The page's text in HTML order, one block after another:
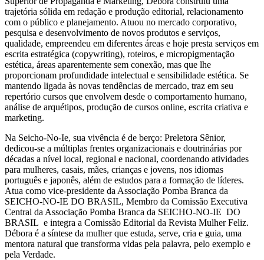
trajetória sólida em redação e produção editorial, relacionamento
com o público e planejamento. Atuou no mercado corporativo,
pesquisa e desenvolvimento de novos produtos e serviços,
qualidade, empreendeu em diferentes áreas e hoje presta serviços em
escrita estratégica (copywriting), roteiros, e micropigmentação
estética, áreas aparentemente sem conexão, mas que lhe
proporcionam profundidade intelectual e sensibilidade estética. Se
mantendo ligada às novas tendências de mercado, traz em seu
repertório cursos que envolvem desde o comportamento humano,
análise de arquétipos, produção de cursos online, escrita criativa e
marketing.
Na Seicho-No-Ie, sua vivência é de berço: Preletora Sênior,
dedicou-se a múltiplas frentes organizacionais e doutrinárias por
décadas a nível local, regional e nacional, coordenando atividades
para mulheres, casais, mães, crianças e jovens, nos idiomas
português e japonês, além de estudos para a formação de líderes.
Atua como vice-presidente da Associação Pomba Branca da
SEICHO-NO-IE DO BRASIL, Membro da Comissão Executiva
Central da Associação Pomba Branca da SEICHO-NO-IE DO
BRASIL e integra a Comissão Editorial da Revista Mulher Feliz.
Débora é a síntese da mulher que estuda, serve, cria e guia, uma
mentora natural que transforma vidas pela palavra, pelo exemplo e
pela Verdade.